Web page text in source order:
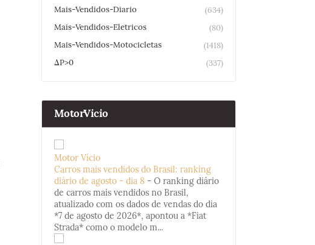
Mais-Vendidos-Diario
(634)
Mais-Vendidos-Eletricos
(80)
Mais-Vendidos-Motocicletas
(1418)
ΔP>0
(337)
MotorVicio
Motor Vício
Carros mais vendidos do Brasil: ranking
diário de agosto - dia 8 - O ranking diário
de carros mais vendidos no Brasil,
atualizado com os dados de vendas do dia
*7 de agosto de 2026*, apontou a *Fiat
Strada* como o modelo m...